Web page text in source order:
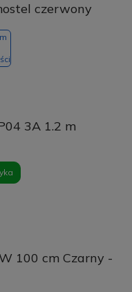
czerwony
3A 1.2 m
100 cm Czarny -